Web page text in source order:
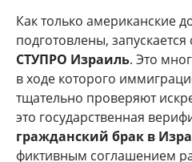
Как только американские
подготовлены,
СТУПРО Израиль. Это
в ходе которого
тщательно проверяют
это государственная
гражданский брак в
фиктивным соглашением